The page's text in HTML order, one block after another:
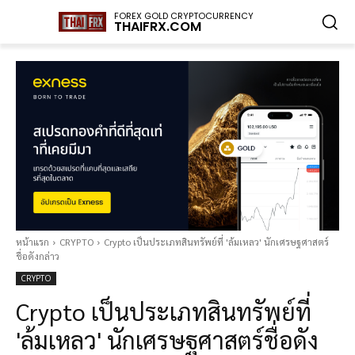
FOREX GOLD CRYPTOCURRENCY
THAIFRX.COM
หน้าแรก CRYPTO
Crypto เป็นประเภทสินทรัพย์ที่ 'ล้มเหลว' นักเศรษฐศาสตร์
ชื่อดังกล่าว
CRYPTO
Crypto เป็นประเภทสินทรัพย์ที่
'ล้มเหลว' นักเศรษฐศาสตร์ชื่อดัง